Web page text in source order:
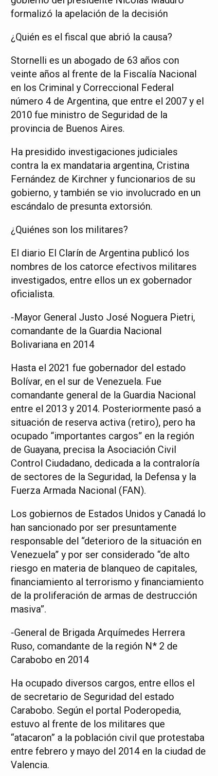
formalizó la apelación de la decisión
¿Quién es el fiscal que abrió la causa?
Stornelli es un abogado de 63 años con
veinte años al frente de la Fiscalía Nacional
en los Criminal y Correccional Federal
número 4 de Argentina, que entre el 2007 y el
2010 fue ministro de Seguridad de la
provincia de Buenos Aires.
Ha presidido investigaciones judiciales
contra la ex mandataria argentina, Cristina
Fernández de Kirchner y funcionarios de su
gobierno, y también se vio involucrado en un
escándalo de presunta extorsión.
¿Quiénes son los militares?
El diario El Clarín de Argentina publicó los
nombres de los catorce efectivos militares
investigados, entre ellos un ex gobernador
oficialista.
-Mayor General Justo José Noguera Pietri,
comandante de la Guardia Nacional
Bolivariana en 2014
Hasta el 2021 fue gobernador del estado
Bolívar, en el sur de Venezuela. Fue
comandante general de la Guardia Nacional
entre el 2013 y 2014. Posteriormente pasó a
situación de reserva activa (retiro), pero ha
ocupado “importantes cargos” en la región
de Guayana, precisa la Asociación Civil
Control Ciudadano, dedicada a la contraloría
de sectores de la Seguridad, la Defensa y la
Fuerza Armada Nacional (FAN).
Los gobiernos de Estados Unidos y Canadá lo
han sancionado por ser presuntamente
responsable del “deterioro de la situación en
Venezuela” y por ser considerado “de alto
riesgo en materia de blanqueo de capitales,
financiamiento al terrorismo y financiamiento
de la proliferación de armas de destrucción
masiva”.
-General de Brigada Arquímedes Herrera
Ruso, comandante de la región N* 2 de
Carabobo en 2014
Ha ocupado diversos cargos, entre ellos el
de secretario de Seguridad del estado
Carabobo. Según el portal Poderopedia,
estuvo al frente de los militares que
“atacaron” a la población civil que protestaba
entre febrero y mayo del 2014 en la ciudad de
Valencia.